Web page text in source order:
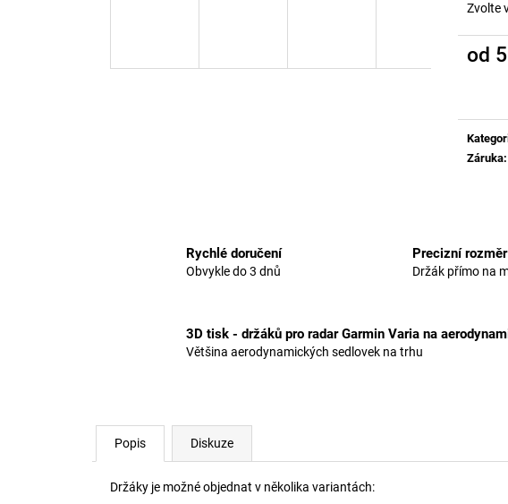
Zvolte
od
Záruka:
Rychlé doručení
Obvykle do 3 dnů
Precizní rozměr
Držák přímo na
3D tisk - držáků pro radar Garmin Varia na
Většina aerodynamických sedlovek na trhu
Popis Diskuze
Držáky je možné objednat v několika variantách:
ISAAC MESON